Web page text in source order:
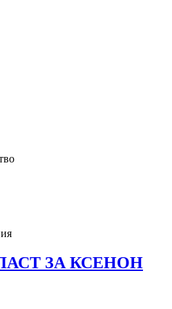
ЗА КСЕНОН